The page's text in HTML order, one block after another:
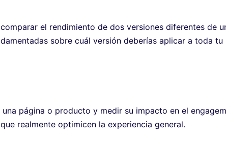
el rendimiento de dos versiones diferentes de
sobre cuál versión deberías aplicar a toda tu
página o producto y medir su impacto en el
realmente optimicen la experiencia general.